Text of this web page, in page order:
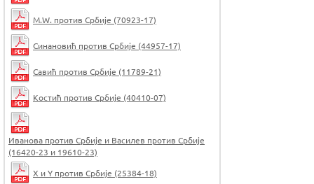
M.W. против Србије (70923-17)
Синановић против Србије (44957-17)
Савић против Србије (11789-21)
Костић против Србије (40410-07)
Иванова против Србије и Василев против Србије
(16420-23 и 19610-23)
X и Y против Србије (25384-18)